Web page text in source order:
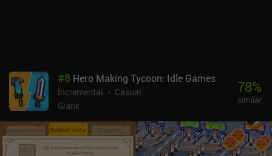
#8 Hero Making Tycoon: Idle Games
Incremental
Casual
Gratis
78%
similar